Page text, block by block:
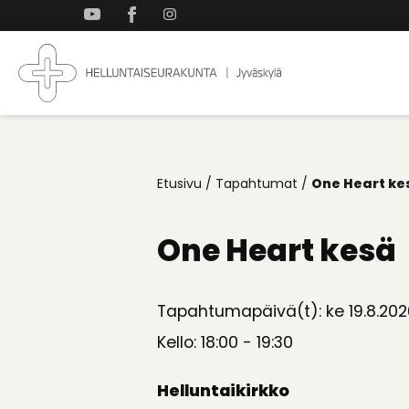
ylös
Jyväskylän
Koti
Etusivu / Tapahtumat / One Heart
One Heart kesä
Tapahtumapäivä(t): ke
Kello: 18:00 - 19:30
Helluntaikirkko